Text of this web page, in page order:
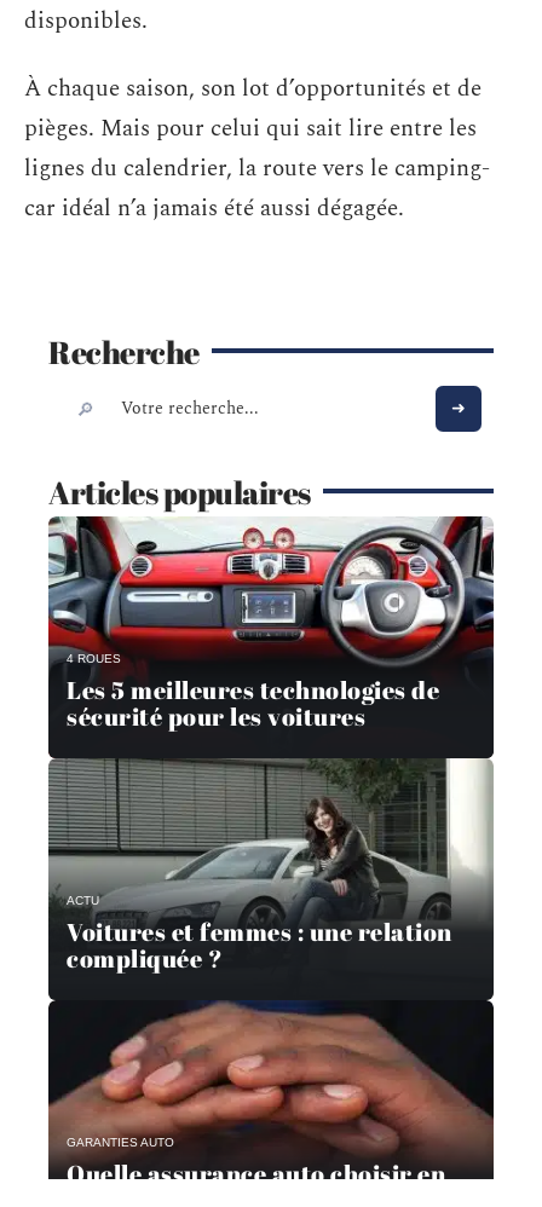
disponibles.
À chaque saison, son lot d’opportunités et de
pièges. Mais pour celui qui sait lire entre les
lignes du calendrier, la route vers le camping-
car idéal n’a jamais été aussi dégagée.
Recherche
Articles populaires
4 ROUES
Les 5 meilleures technologies de
sécurité pour les voitures
ACTU
Voitures et femmes : une relation
compliquée ?
GARANTIES AUTO
Quelle assurance auto choisir en